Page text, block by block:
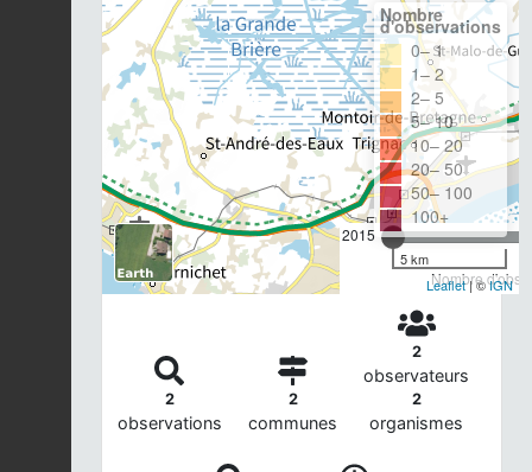
2015
Nombre
Nombre
d'observations
0– 1
1– 2
2– 5
5– 10
10– 20
20– 50
50– 100
100+
5 km
Leaflet| ©IGN
2
observations
2
communes
2
observateurs
2
organismes